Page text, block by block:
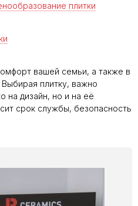
плитки
вашей семьи, а также в
плитку, важно
на дизайн, но и на её
срок службы, безопасность